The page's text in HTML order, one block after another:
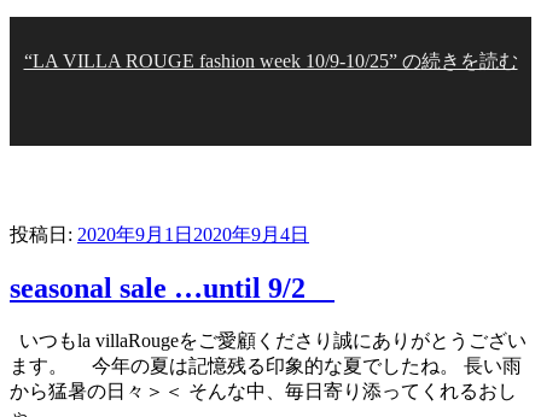
“LA VILLA ROUGE fashion week 10/9-10/25” の続きを読む
投稿日: 2020年9月1日 2020年9月4日
seasonal sale …until 9/2
いつもla villaRougeをご愛顧くださり誠にありがとうござい
ます。 今年の夏は記憶残る印象的な夏でしたね。 長い雨
から猛暑の日々＞＜ そんな中、毎日寄り添ってくれるおし